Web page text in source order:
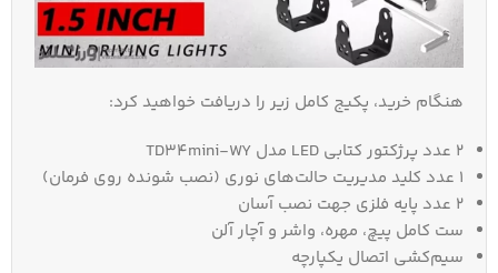
هنگام خرید، پکیج کامل زیر را دریافت خواهید کرد:
۲ عدد پرژکتور کتابی LED مدل TD34mini-WY
۱ عدد کلید مدیریت حالت‌های نوری (نصب شونده روی فرمان)
۲ عدد پایه فلزی جهت نصب آسان
ست کامل پیچ، مهره، واشر و آچار آلن
سیم‌کشی اتصال یکپارچه